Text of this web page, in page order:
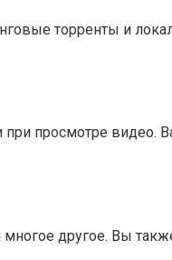
торренты и
при просмотре
другое. Вы